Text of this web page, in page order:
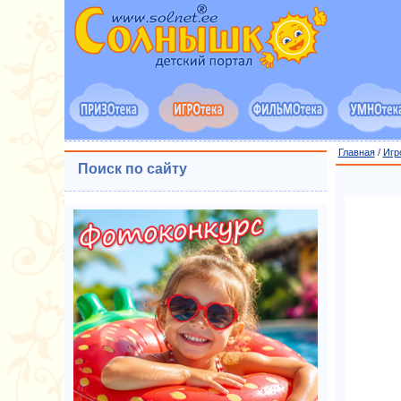
Главная/
Поиск по сайту